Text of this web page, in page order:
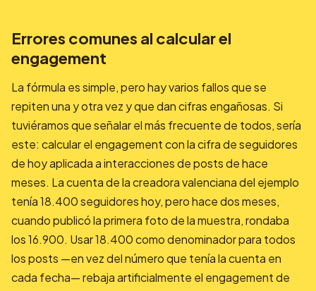
Errores comunes al calcular el
engagement
La fórmula es simple, pero hay varios fallos que se
repiten una y otra vez y que dan cifras engañosas. Si
tuviéramos que señalar el más frecuente de todos, sería
este: calcular el engagement con la cifra de seguidores
de hoy aplicada a interacciones de posts de hace
meses. La cuenta de la creadora valenciana del ejemplo
tenía 18.400 seguidores hoy, pero hace dos meses,
cuando publicó la primera foto de la muestra, rondaba
los 16.900. Usar 18.400 como denominador para todos
los posts —en vez del número que tenía la cuenta en
cada fecha— rebaja artificialmente el engagement de